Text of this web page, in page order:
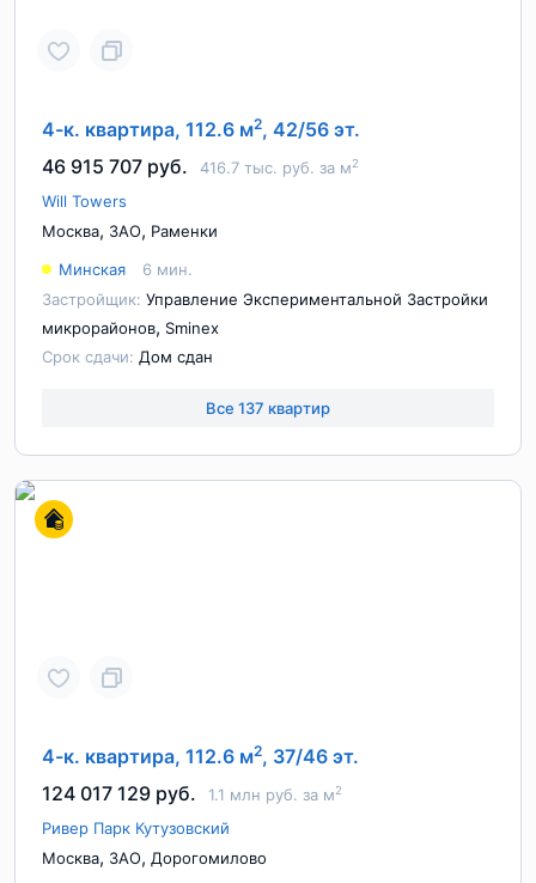
4-к. квартира, 112.6 м2, 42/56 эт.
46 915 707 руб.
416.7 тыс. руб. за м2
Will Towers
Москва, ЗАО, Раменки
Минская
6 мин.
Застройщик: Управление Экспериментальной Застройки
микрорайонов, Sminex
Срок сдачи: Дом сдан
Все 137 квартир
4-к. квартира, 112.6 м2, 37/46 эт.
124 017 129 руб.
1.1 млн руб. за м2
Ривер Парк Кутузовский
Москва, ЗАО, Дорогомилово